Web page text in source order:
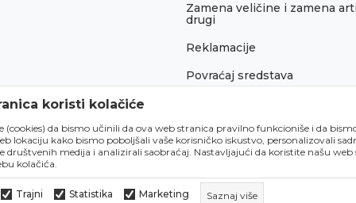
Zamena veličine i zamena
drugi
Reklamacije
Povraćaj sredstava
koristi kolačiće
(cookies) da bismo učinili da ova web stranica pravilno funkcioniše i da
lokaciju kako bismo poboljšali vaše korisničko iskustvo, personalizovali
društvenih medija i analizirali saobraćaj. Nastavljajući da koristite našu web
kolačića.
Trajni Statistika Marketing Saznaj više